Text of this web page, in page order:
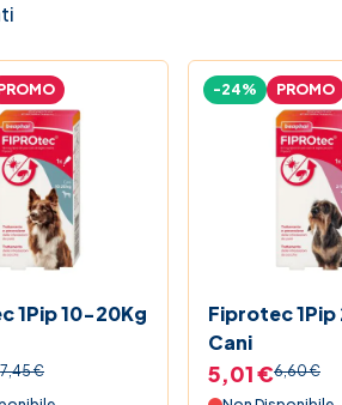
1Pip 10-20Kg
7,45 €
Fiprotec 1Pip
Cani
-24% PROMO
5,01 €6,60 €